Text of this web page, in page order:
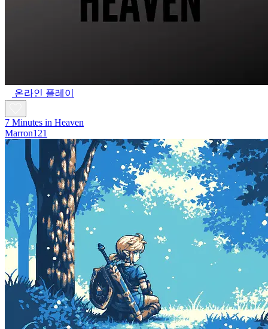
온라인 플레이
7 Minutes in Heaven
Marron121